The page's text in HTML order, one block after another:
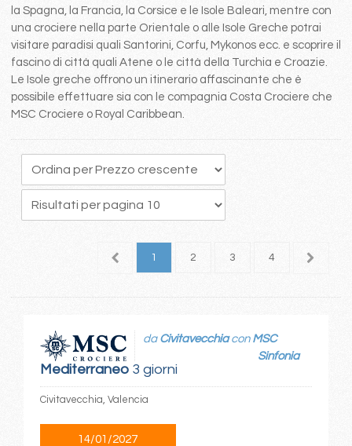
la Spagna, la Francia, la Corsice e le Isole Baleari, mentre con
una crociere nella parte Orientale o alle Isole Greche potrai
visitare paradisi quali Santorini, Corfu, Mykonos ecc. e scoprire il
fascino di città quali Atene o le città della Turchia e Croazie.
Le Isole greche offrono un itinerario affascinante che è
possibile effettuare sia con le compagnia Costa Crociere che
MSC Crociere o Royal Caribbean.
1 2 3 4 5
Mediterraneo3 giorni
da Civitavecchiacon MSC
Sinfonia
Civitavecchia, Valencia
14/01/2027